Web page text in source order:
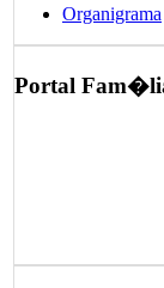
Organigrama
Portal